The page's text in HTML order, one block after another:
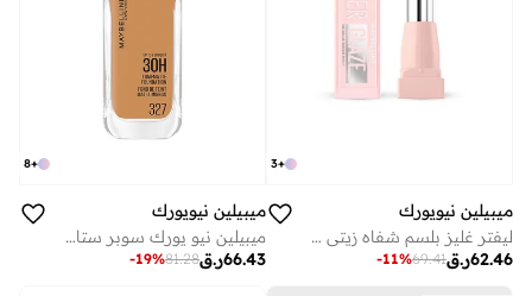
+
3
ميبيلين نيويورك
ليفتر غليز بلسم شفاه زيتي مرطب، غلوس بترطيب ولمعان للشفاه الناعمة 009 لاتيه كراش
ر.ق62.46
69.41
-11%
+
8
ميبيلين نيويورك
ميبيلين نيو يورك سوبر ستاي لومي مات كريم اساس ,تركيبه طويله الامد تدوم حتى 36 ساعه 327
ر.ق66.43
81.28
-19%